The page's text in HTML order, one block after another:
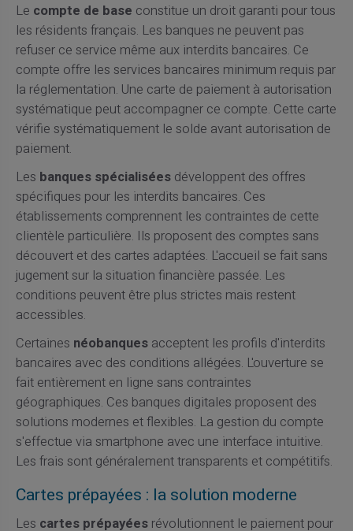
Le compte de base constitue un droit garanti pour tous
les résidents français. Les banques ne peuvent pas
refuser ce service même aux interdits bancaires. Ce
compte offre les services bancaires minimum requis par
la réglementation. Une carte de paiement à autorisation
systématique peut accompagner ce compte. Cette carte
vérifie systématiquement le solde avant autorisation de
paiement.
Les banques spécialiséesdéveloppent des offres
spécifiques pour les interdits bancaires. Ces
établissements comprennent les contraintes de cette
clientèle particulière. Ils proposent des comptes sans
découvert et des cartes adaptées. L'accueil se fait sans
jugement sur la situation financière passée. Les
conditions peuvent être plus strictes mais restent
accessibles.
Certaines néobanquesacceptent les profils d'interdits
bancaires avec des conditions allégées. L'ouverture se
fait entièrement en ligne sans contraintes
géographiques. Ces banques digitales proposent des
solutions modernes et flexibles. La gestion du compte
s'effectue via smartphone avec une interface intuitive.
Les frais sont généralement transparents et compétitifs.
Cartes prépayées : la solution moderne
Les cartes prépayéesrévolutionnent le paiement pour